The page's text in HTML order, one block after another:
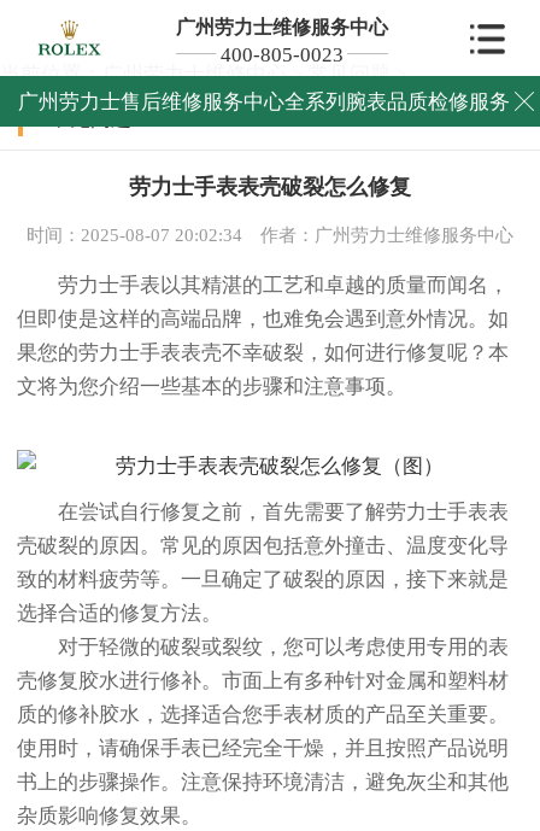
广州劳力士维修服务中心
400-805-0023
广州劳力士售后维修服务中心全系列腕表品质检修服务 
当前位置：广州劳力士维修中心>常见问题>
常见问题
劳力士手表表壳破裂怎么修复
时间：2025-08-07 20:02:34 作者：广州劳力士维修服务中心
劳力士手表以其精湛的工艺和卓越的质量而闻名，
但即使是这样的高端品牌，也难免会遇到意外情况。如
果您的劳力士手表表壳不幸破裂，如何进行修复呢？本
文将为您介绍一些基本的步骤和注意事项。
在尝试自行修复之前，首先需要了解劳力士手表表
壳破裂的原因。常见的原因包括意外撞击、温度变化导
致的材料疲劳等。一旦确定了破裂的原因，接下来就是
选择合适的修复方法。
对于轻微的破裂或裂纹，您可以考虑使用专用的表
壳修复胶水进行修补。市面上有多种针对金属和塑料材
质的修补胶水，选择适合您手表材质的产品至关重要。
使用时，请确保手表已经完全干燥，并且按照产品说明
书上的步骤操作。注意保持环境清洁，避免灰尘和其他
杂质影响修复效果。